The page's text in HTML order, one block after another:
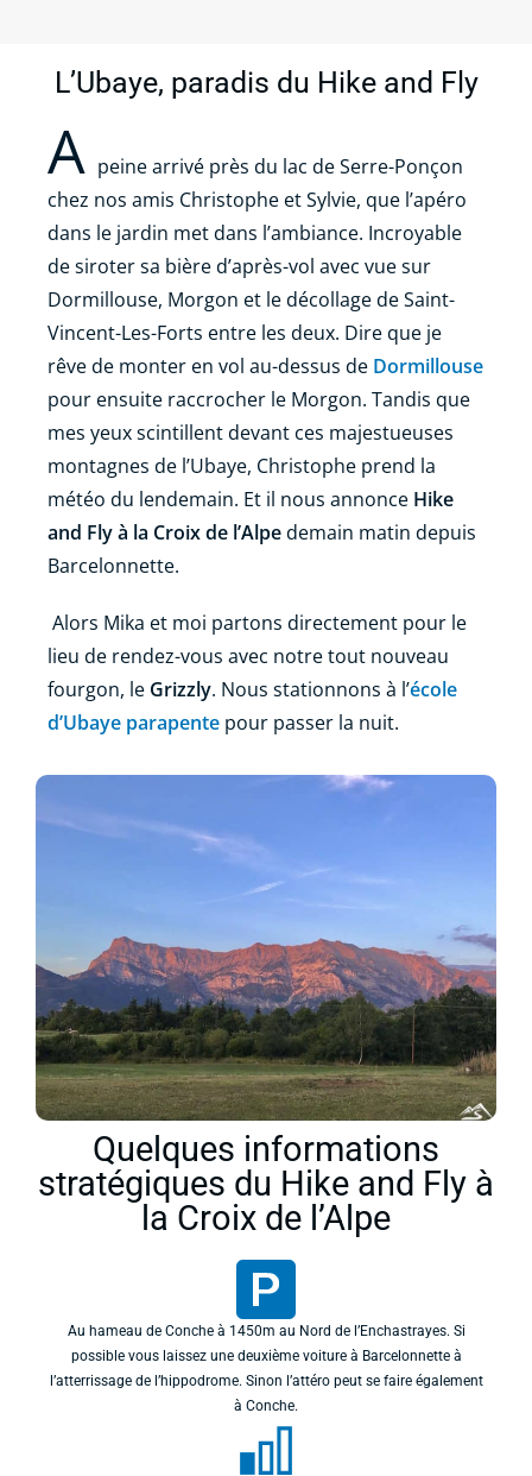
L’Ubaye, paradis du Hike and Fly
A peine arrivé près du lac de Serre-Ponçon
chez nos amis Christophe et Sylvie, que l’apéro
dans le jardin met dans l’ambiance. Incroyable
de siroter sa bière d’après-vol avec vue sur
Dormillouse, Morgon et le décollage de Saint-
Vincent-Les-Forts entre les deux. Dire que je
rêve de monter en vol au-dessus de Dormillouse
pour ensuite raccrocher le Morgon. Tandis que
mes yeux scintillent devant ces majestueuses
montagnes de l’Ubaye, Christophe prend la
météo du lendemain. Et il nous annonce Hike
and Fly à la Croix de l’Alpedemain matin depuis
Barcelonnette.
Alors Mika et moi partons directement pour le
lieu de rendez-vous avec notre tout nouveau
fourgon, le Grizzly. Nous stationnons à l’école
d’Ubaye parapente pour passer la nuit.
Quelques informations
stratégiques du Hike and Fly à
la Croix de l’Alpe
Au hameau de Conche à 1450m au Nord de l’Enchastrayes. Si
possible vous laissez une deuxième voiture à Barcelonnette à
l’atterrissage de l’hippodrome. Sinon l’attéro peut se faire également
à Conche.